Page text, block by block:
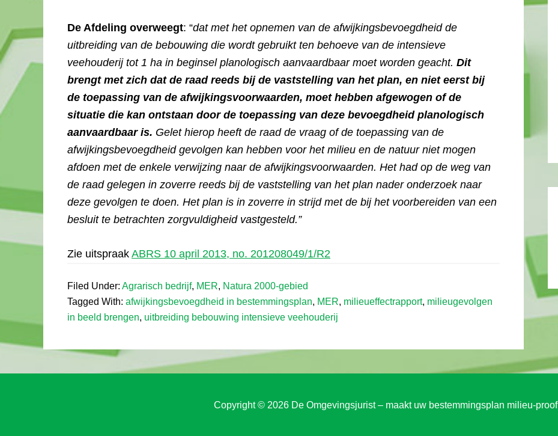
De Afdeling overweegt: “dat met het opnemen van de afwijkingsbevoegdheid de
uitbreiding van de bebouwing die wordt gebruikt ten behoeve van de intensieve
veehouderij tot 1 ha in beginsel planologisch aanvaardbaar moet worden geacht. Dit
brengt met zich dat de raad reeds bij de vaststelling van het plan, en niet eerst bij
de toepassing van de afwijkingsvoorwaarden, moet hebben afgewogen of de
situatie die kan ontstaan door de toepassing van deze bevoegdheid planologisch
aanvaardbaar is. Gelet hierop heeft de raad de vraag of de toepassing van de
afwijkingsbevoegdheid gevolgen kan hebben voor het milieu en de natuur niet mogen
afdoen met de enkele verwijzing naar de afwijkingsvoorwaarden. Het had op de weg van
de raad gelegen in zoverre reeds bij de vaststelling van het plan nader onderzoek naar
deze gevolgen te doen. Het plan is in zoverre in strijd met de bij het voorbereiden van een
besluit te betrachten zorgvuldigheid vastgesteld.”
Zie uitspraak ABRS 10 april 2013, no. 201208049/1/R2
Filed Under: Agrarisch bedrijf, MER, Natura 2000-gebied
Tagged With: afwijkingsbevoegdheid in bestemmingsplan, MER, milieueffectrapport, milieugevolgen
in beeld brengen, uitbreiding bebouwing intensieve veehouderij
Copyright © 2026 De Omgevingsjurist – maakt uw bestemmingsplan milieu-proof